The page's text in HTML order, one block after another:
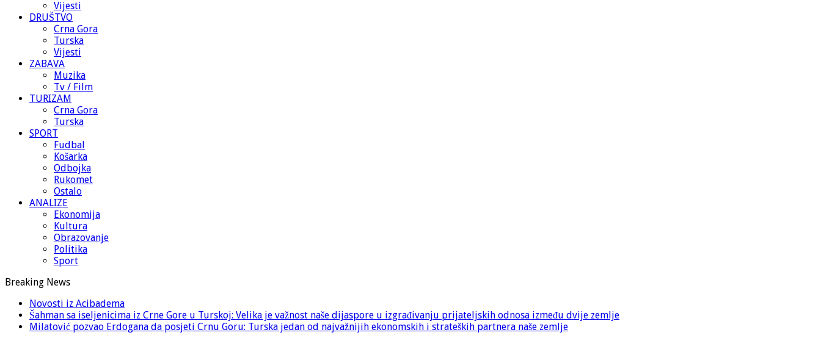
Vijesti
DRUŠTVO
Crna Gora
Turska
Vijesti
ZABAVA
Muzika
Tv / Film
TURIZAM
Crna Gora
Turska
SPORT
Fudbal
Košarka
Odbojka
Rukomet
Ostalo
ANALIZE
Ekonomija
Kultura
Obrazovanje
Politika
Sport
Breaking News
Novosti iz Acibadema
Šahman sa iseljenicima iz Crne Gore u Turskoj: Velika je važnost naše dijaspore u izgrađivanju prijateljskih odnosa između dvije zemlje
Milatović pozvao Erdogana da posjeti Crnu Goru: Turska jedan od najvažnijih ekonomskih i strateških partnera naše zemlje